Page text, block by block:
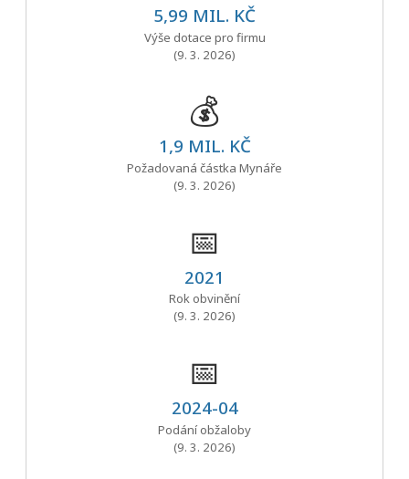
5,99 MIL. KČ
Výše dotace pro firmu
(9. 3. 2026)
💰
1,9 MIL. KČ
Požadovaná částka Mynáře
(9. 3. 2026)
📅
2021
Rok obvinění
(9. 3. 2026)
📅
2024-04
Podání obžaloby
(9. 3. 2026)